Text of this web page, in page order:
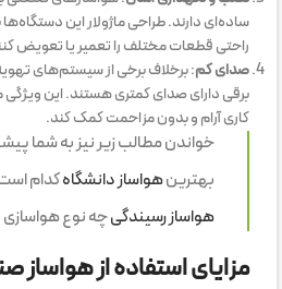
ساده‌ای دارند. طراحی ماژولار این
راحتی قطعات مختلف را تعمیر یا تعویض
صدای کم: برخلاف برخی از سیستم‌های
برقی دارای صدای کمتری هستند. این
کاری آرام و بدون مزاحمت کمک کند.
خواندن مطالب زیر نیز به شما
بهترینهواساز دانشگاهکدام
هواساز رسیندگیچه نوع هواسازی
مزایای استفاده از هواساز